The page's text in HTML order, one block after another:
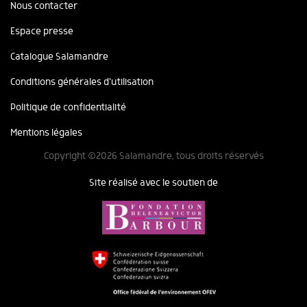
Nous contacter
Espace presse
Catalogue Salamandre
Conditions générales d'utilisation
Politique de confidentialité
Mentions légales
Copyright ©2026 Salamandre, tous droits réservés
Site réalisé avec le soutien de